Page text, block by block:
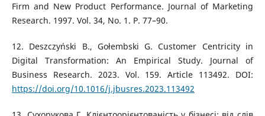
Firm and New Product Performance. Journal of Marketing
Research. 1997. Vol. 34, No. 1. P. 77–90.
12. Deszczyński B., Gołembski G. Customer Centricity in
Digital Transformation: An Empirical Study. Journal of
Business Research. 2023. Vol. 159. Article 113492. DOI:
https://doi.org/10.1016/j.jbusres.2023.113492